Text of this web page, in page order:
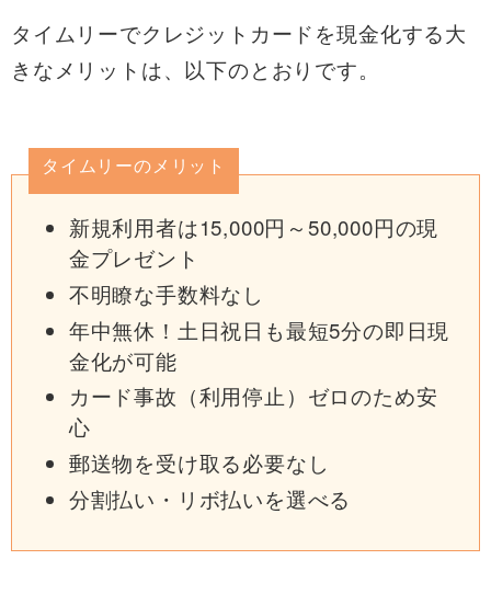
タイムリーでクレジットカードを現金化する大
きなメリットは、以下のとおりです。
タイムリーのメリット
新規利用者は15,000円～50,000円の現
金プレゼント
不明瞭な手数料なし
年中無休！土日祝日も最短5分の即日現
金化が可能
カード事故（利用停止）ゼロのため安
心
郵送物を受け取る必要なし
分割払い・リボ払いを選べる